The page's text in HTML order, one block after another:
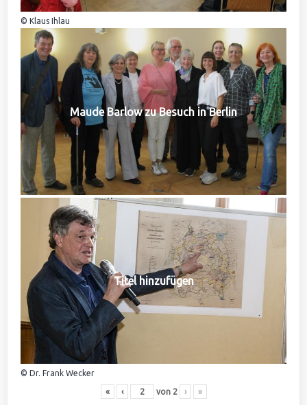
© Klaus Ihlau
Maude Barlow zu Besuch in Berlin
Titel hinzufügen
© Dr. Frank Wecker
« ‹ von 2 › »